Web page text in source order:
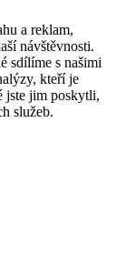
a reklam,
návštěvnosti.
sdílíme s našimi
kteří je
jste jim poskytli,
služeb.